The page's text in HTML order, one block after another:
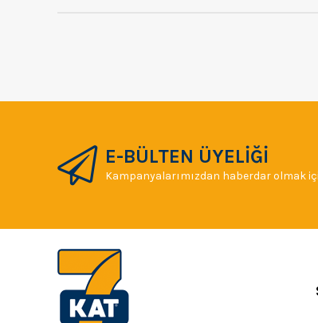
E-BÜLTEN ÜYELİĞİ
Kampanyalarımızdan haberdar olmak